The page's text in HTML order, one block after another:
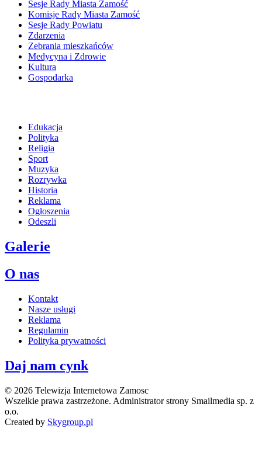
Sesje Rady Miasta Zamość
Komisje Rady Miasta Zamość
Sesje Rady Powiatu
Zdarzenia
Zebrania mieszkańców
Medycyna i Zdrowie
Kultura
Gospodarka
Edukacja
Polityka
Religia
Sport
Muzyka
Rozrywka
Historia
Reklama
Ogłoszenia
Odeszli
Galerie
O nas
Kontakt
Nasze usługi
Reklama
Regulamin
Polityka prywatności
Daj nam cynk
© 2026 Telewizja Internetowa Zamosc
Wszelkie prawa zastrzeżone. Administrator strony Smailmedia sp. z
o.o.
Created by Skygroup.pl